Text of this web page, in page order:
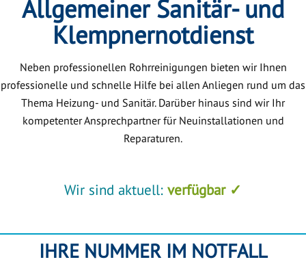
Allgemeiner Sanitär- und
Klempnernotdienst
Neben professionellen Rohrreinigungen bieten wir Ihnen
professionelle und schnelle Hilfe bei allen Anliegen rund um das
Thema Heizung- und Sanitär. Darüber hinaus sind wir Ihr
kompetenter Ansprechpartner für Neuinstallationen und
Reparaturen.
Wir sind aktuell: verfügbar ✓
IHRE NUMMER IM NOTFALL